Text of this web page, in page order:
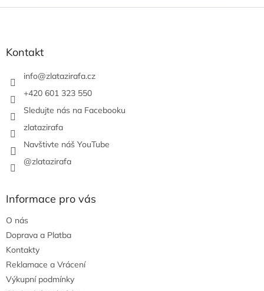
Z
Kontakt
info@zlatazirafa.cz
+420 601 323 550
Sledujte nás na Facebooku
zlatazirafa
Navštivte náš YouTube
@zlatazirafa
Informace pro vás
O nás
Doprava a Platba
Kontakty
Reklamace a Vrácení
Výkupní podmínky